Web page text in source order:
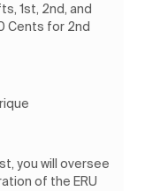
1st, 2nd, and
Cents for 2nd
you will oversee
of the ERU